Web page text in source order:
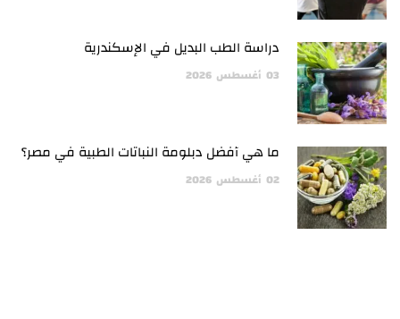
دراسة الطب البديل في الإسكندرية
03 أغسطس 2026
ما هي أفضل دبلومة النباتات الطبية في مصر؟
02 أغسطس 2026